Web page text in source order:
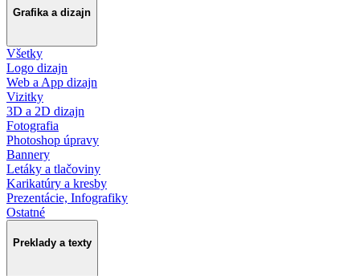
Grafika a dizajn
Všetky
Logo dizajn
Web a App dizajn
Vizitky
3D a 2D dizajn
Fotografia
Photoshop úpravy
Bannery
Letáky a tlačoviny
Karikatúry a kresby
Prezentácie, Infografiky
Ostatné
Preklady a texty